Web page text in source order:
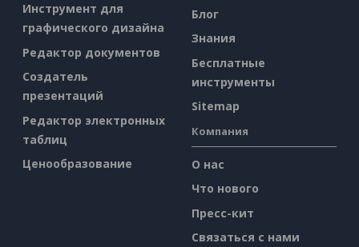
Инструмент для
графического дизайна
Редактор документов
Создатель
презентаций
Редактор электронных
таблиц
Ценообразование
Блог
Знания
Бесплатные
инструменты
Sitemap
Компания
О нас
Что нового
Пресс-кит
Связаться с нами